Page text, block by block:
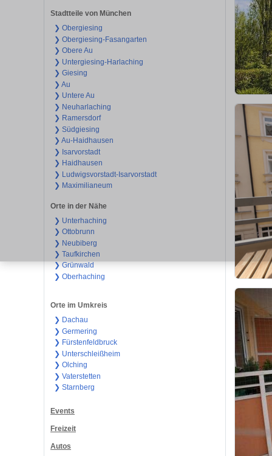
Stadtteile von München
❯ Obergiesing
❯ Obergiesing-Fasangarten
❯ Obere Au
❯ Untergiesing-Harlaching
❯ Giesing
❯ Au
❯ Untere Au
❯ Neuharlaching
❯ Ramersdorf
❯ Südgiesing
❯ Au-Haidhausen
❯ Isarvorstadt
❯ Haidhausen
❯ Ludwigsvorstadt-Isarvorstadt
❯ Maximilianeum
Orte in der Nähe
❯ Unterhaching
❯ Ottobrunn
❯ Neubiberg
❯ Taufkirchen
❯ Grünwald
❯ Oberhaching
Orte im Umkreis
❯ Dachau
❯ Germering
❯ Fürstenfeldbruck
❯ Unterschleißheim
❯ Olching
❯ Vaterstetten
❯ Starnberg
Events
Freizeit
Autos